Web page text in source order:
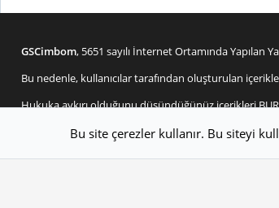
GSCimbom, 5651 sayılı İnternet Ortamında Yapılan
Bu nedenle, kullanıcılar tarafından oluşturulan
Hukuka aykırı olduğunu düşündüğünüz içerikleri
Tema seçici Değiştir genişlik Türkçe (TR)
Bu site çerezler kullanır. Bu siteyi